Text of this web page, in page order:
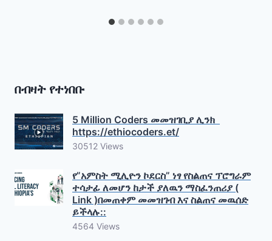
በብዛት የተነበቡ
5 Million Coders መመዝገቢያ ሊንክ
https://ethiocoders.et/
30512 Views
የ”አምስት ሚሊዮን ኮደርስ” ነፃ የስልጠና ፕሮግራም
ተሳታፊ ለመሆን ከታች ያለዉን ማስፈንጠሪያ (
Link )በመጠቀም መመዝገብ እና ስልጠና መዉሰድ
ይችላሉ::
4564 Views